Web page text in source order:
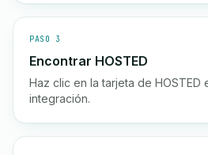
PASO 3
Encontrar HOSTED
Haz clic en la tarjeta de HOSTED
integración.